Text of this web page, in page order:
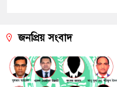
জনপ্রিয় সংবাদ